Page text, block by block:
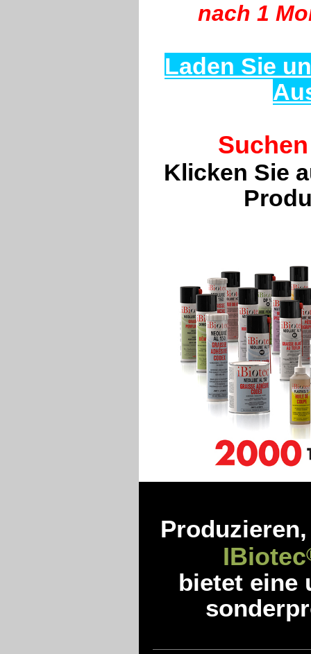
nach 1
Laden Sie
Klicken Sie
IBiotec
bietet eine